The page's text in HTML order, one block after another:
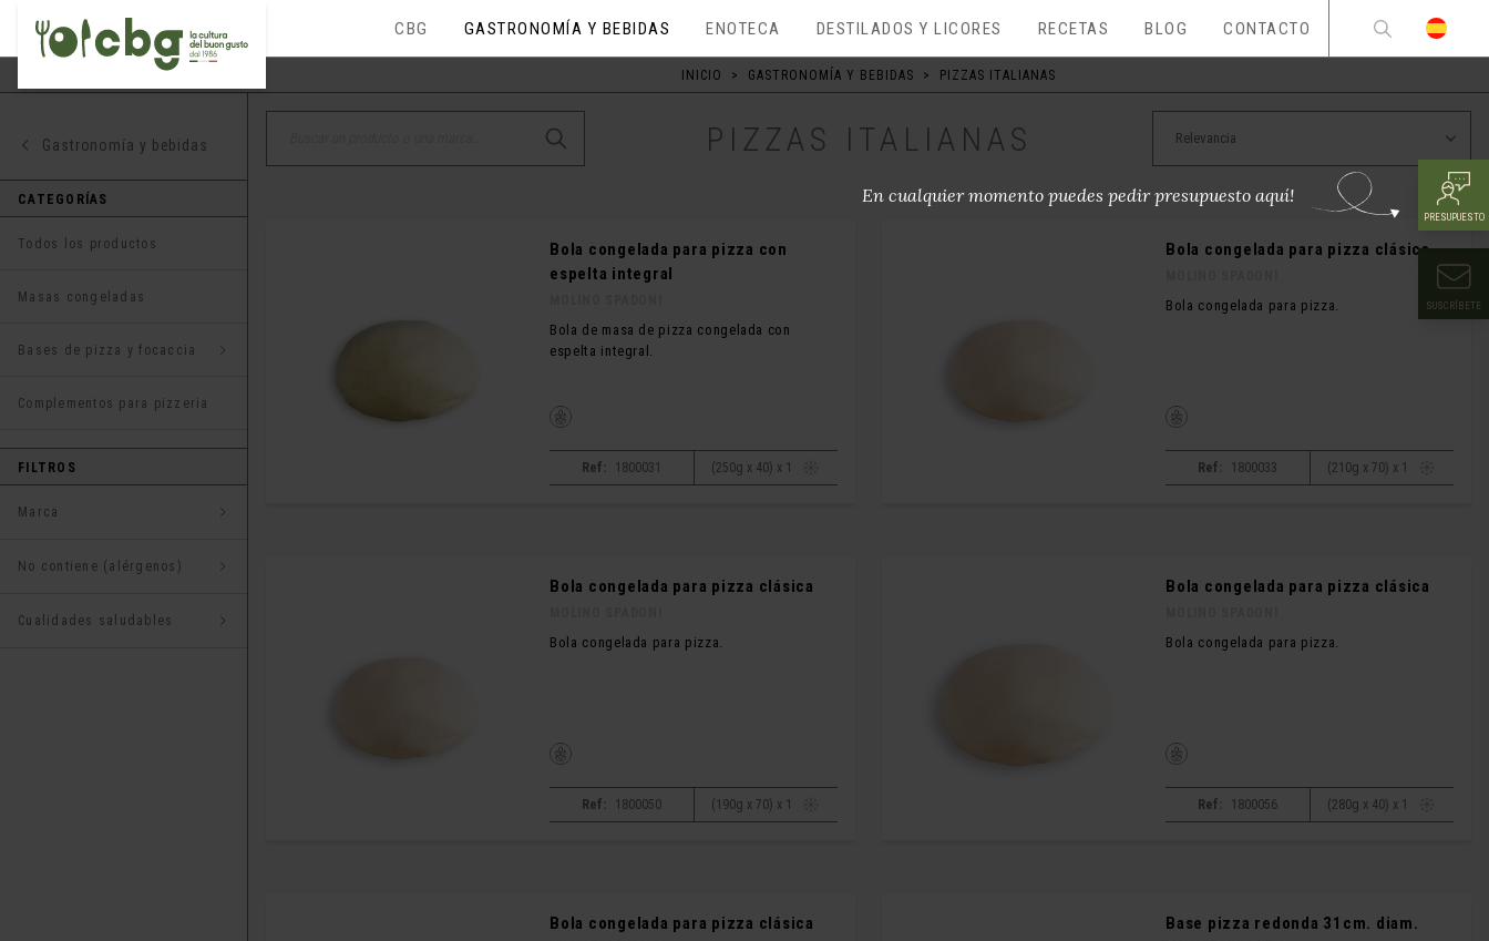
CBG GASTRONOMÍA Y BEBIDAS ENOTECA DESTILADOS Y LICORES RECETAS BLOG CONTACTO
En cualquier momento puedes pedir presupuesto aquí!
PRESUPUESTO
SUSCRÍBETE
INICIO > GASTRONOMÍA Y BEBIDAS > PIZZAS ITALIANAS
Gastronomía y bebidas
CATEGORÍAS
Todos los productos
Masas congeladas
Bases de pizza y focaccia
Complementos para pizzeria
FILTROS
Marca
No contiene (alérgenos)
Cualidades saludables
PIZZAS ITALIANAS
Bola congelada para pizza con
espelta integral
Bola de masa de pizza congelada con
espelta integral.
Ref: 1800031 (250g x 40) x 1
Bola congelada para pizza clásica
Bola congelada para pizza.
Ref: 1800033 (210g x 70) x 1
Bola congelada para pizza clásica
Bola congelada para pizza.
Ref: 1800050 (190g x 70) x 1
Bola congelada para pizza clásica
Bola congelada para pizza.
Ref: 1800056 (280g x 40) x 1
Bola congelada para pizza clásica Base pizza redonda 31cm. diam.